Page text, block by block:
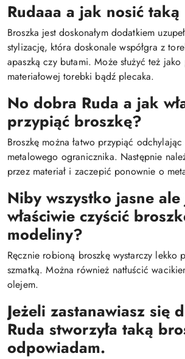
Rudaaa a jak nosić
Broszka jest doskonałym dodatkiem
stylizację, która doskonale współgra z
apaszką czy butami. Może służyć też
materiałowej torebki bądź plecaka.
No dobra Ruda a jak
przypiąć broszkę?
Broszkę można łatwo przypiąć
metalowego ogranicznika. Następnie
przez materiał i zaczepić ponownie o
Niby wszystko jasne
właściwie czyścić
modeliny?
Ręcznie robioną broszkę wystarczy lekko
szmatką. Można również natłuścić
olejem.
Jeżeli zastanawiasz się
Ruda stworzyła taką
odpowiadam.